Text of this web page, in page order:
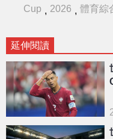
Cup
2026 體育綜
延伸閱讀